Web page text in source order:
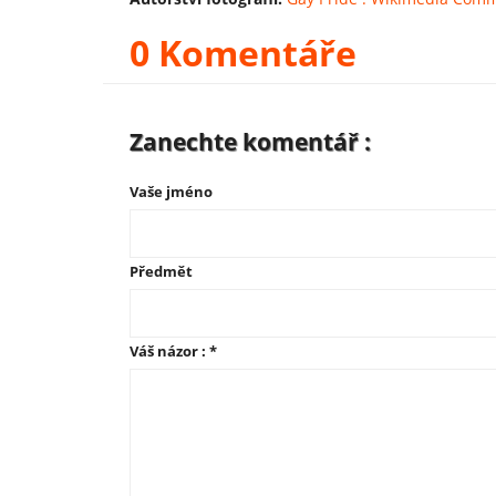
0 Komentáře
Zanechte komentář :
Vaše jméno
Předmět
Váš názor : *